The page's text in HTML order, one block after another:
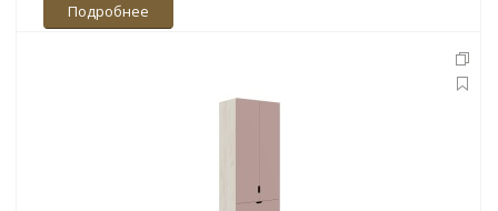
Подробнее